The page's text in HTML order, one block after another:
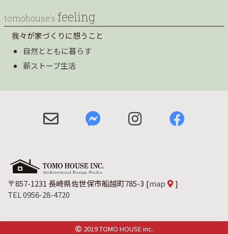
tomohouse’s feeling
我々が家づくりに想うこと
自然とともに暮らす
薪ストーブ生活
〒857-1231 長崎県佐世保市船越町785-3 [map
]
TEL 0956-28-4720
2019 TOMO HOUSE inc.